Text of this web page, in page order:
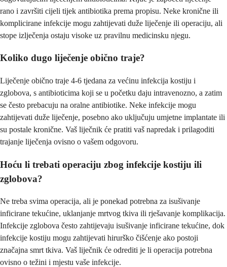
rano i završiti cijeli tijek antibiotika prema propisu. Neke kronične ili
komplicirane infekcije mogu zahtijevati duže liječenje ili operaciju, ali
stope izlječenja ostaju visoke uz pravilnu medicinsku njegu.
Koliko dugo liječenje obično traje?
Liječenje obično traje 4-6 tjedana za većinu infekcija kostiju i
zglobova, s antibioticima koji se u početku daju intravenozno, a zatim
se često prebacuju na oralne antibiotike. Neke infekcije mogu
zahtijevati duže liječenje, posebno ako uključuju umjetne implantate ili
su postale kronične. Vaš liječnik će pratiti vaš napredak i prilagoditi
trajanje liječenja ovisno o vašem odgovoru.
Hoću li trebati operaciju zbog infekcije kostiju ili
zglobova?
Ne treba svima operacija, ali je ponekad potrebna za isušivanje
inficirane tekućine, uklanjanje mrtvog tkiva ili rješavanje komplikacija.
Infekcije zglobova često zahtijevaju isušivanje inficirane tekućine, dok
infekcije kostiju mogu zahtijevati hirurško čišćenje ako postoji
značajna smrt tkiva. Vaš liječnik će odrediti je li operacija potrebna
ovisno o težini i mjestu vaše infekcije.